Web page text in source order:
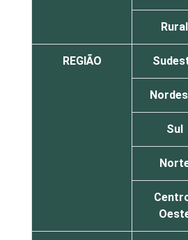
Rural
REGIÃO
Sul